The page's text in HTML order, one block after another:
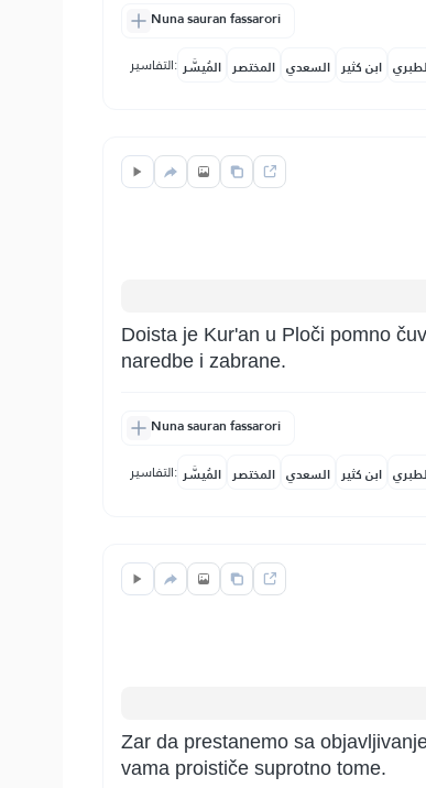
Nuna sauran fassarori
التفاسير: المُيسَّر المختصر السعدي ابن كثير
Doista je Kur'an u Ploči pomno
naredbe i zabrane.
Nuna sauran fassarori
التفاسير: المُيسَّر المختصر السعدي ابن كثير
Zar da prestanemo sa
vama proističe suprotno tome.